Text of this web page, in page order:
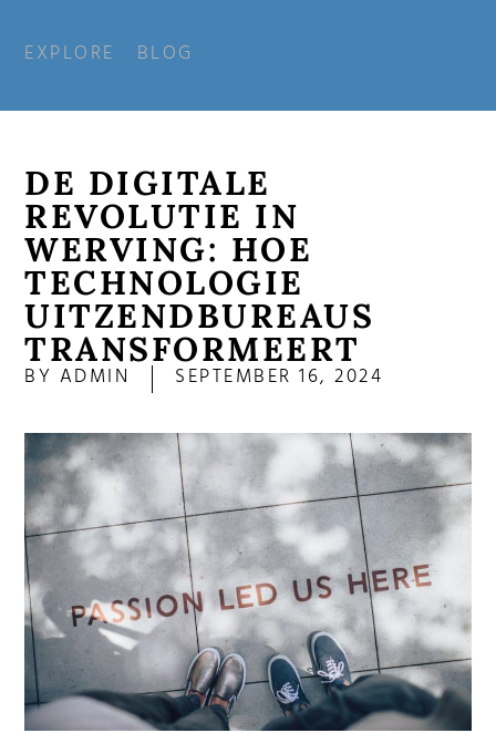
EXPLORE BLOG
DE DIGITALE
REVOLUTIE IN
WERVING: HOE
TECHNOLOGIE
UITZENDBUREAUS
TRANSFORMEERT
BY ADMIN SEPTEMBER 16, 2024